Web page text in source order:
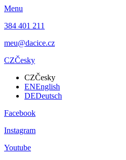
Menu
384 401 211
meu@dacice.cz
CZČesky
CZČesky
ENEnglish
DEDeutsch
Facebook
Instagram
Youtube